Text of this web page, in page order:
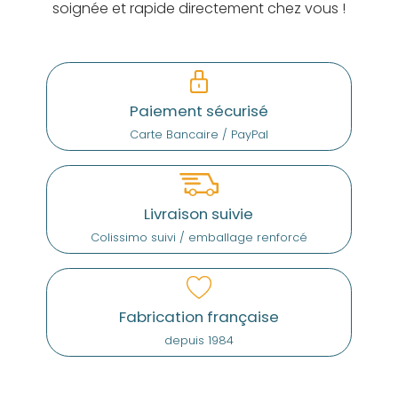
soignée et rapide directement chez vous !
Paiement sécurisé
Carte Bancaire / PayPal
Livraison suivie
Colissimo suivi / emballage renforcé
Fabrication française
depuis 1984